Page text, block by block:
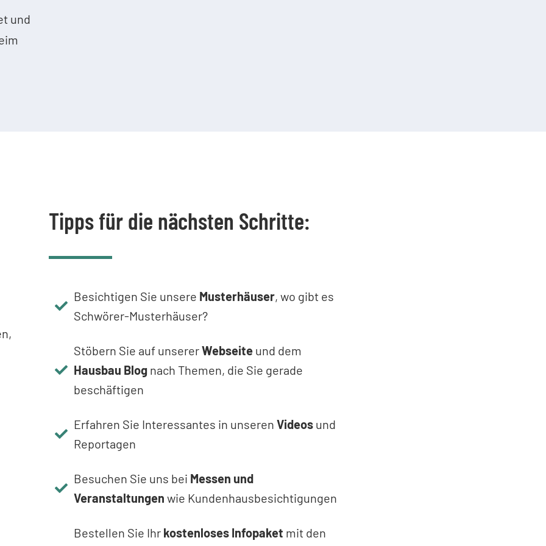
und
Tipps für die nächsten Schritte:
Besichtigen Sie unsere Musterhäuser, wo gibt es
Schwörer-Musterhäuser?
Stöbern Sie auf unsererWebseiteund dem
Hausbau Blognach Themen, die Sie gerade
beschäftigen
Erfahren Sie Interessantes in unseren Videosund
Reportagen
Besuchen Sie uns bei Messen und
Veranstaltungen wie Kundenhausbesichtigungen
Bestellen Sie Ihr kostenloses Infopaket mit den